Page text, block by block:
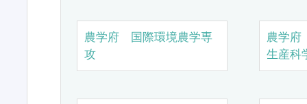
農学府 国際環境農学専
攻
農学
生産科